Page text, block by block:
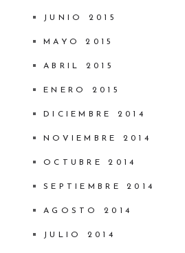
JUNIO 2015
MAYO 2015
ABRIL 2015
ENERO 2015
DICIEMBRE 2014
NOVIEMBRE 2014
OCTUBRE 2014
SEPTIEMBRE 2014
AGOSTO 2014
JULIO 2014